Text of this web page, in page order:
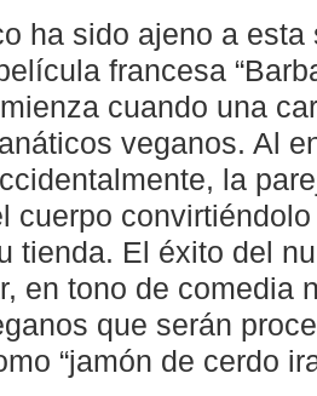
ha sido ajeno a
francesa
cuando una
veganos. Al
la
cuerpo
tienda. El éxito del
en tono de comedia
que serán
“jamón de cerdo